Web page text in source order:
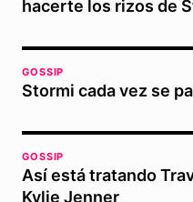
hacerte los rizos de
GOSSIP
Stormi cada vez se
GOSSIP
Así está tratando
Kylie Jenner